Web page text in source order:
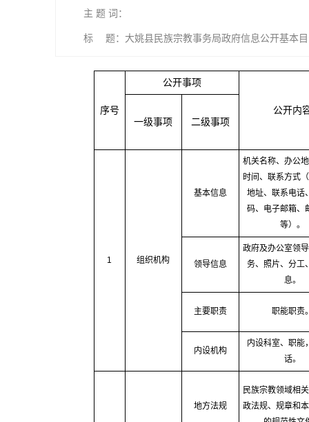
主 题 词：
标 题：大姚县民族宗教事务局政府信息公开基本
序号
公开事项
公开内
一级事项
二级事项
1 组织机构
基本信息
机关名称、办公
时间、联系方式
地址、联系电话
码、电子邮箱、
等）。
领导信息
政府及办公室领
务、照片、分工
息。
主要职责 职能职责
内设机构
内设科室、职能
话。
地方法规
民族宗教领域相
政法规、规章和